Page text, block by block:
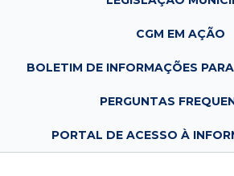
CGM EM AÇÃO
BOLETIM DE INFORMAÇÕES
PERGUNTAS
PORTAL DE ACESSO À